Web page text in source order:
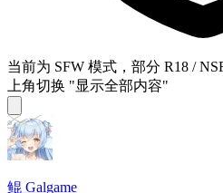
当前为 SFW 模式，部分 R18 /
上角切换 "显示全部内容"
鲲 Galgame